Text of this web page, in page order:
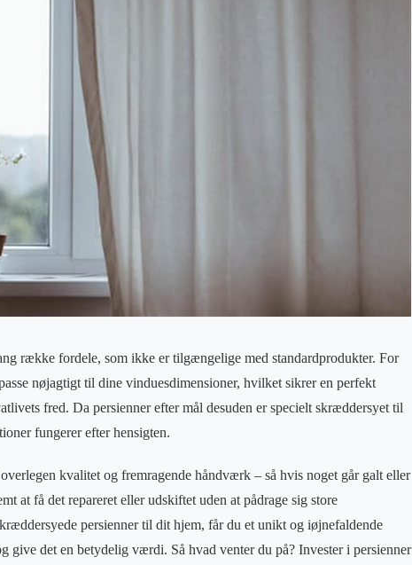
række fordele, som ikke er tilgængelige med standardprodukter. For
nøjagtigt til dine vinduesdimensioner, hvilket sikrer en perfekt
fred. Da persienner efter mål desuden er specielt skræddersyet til
fungerer efter hensigten.
kvalitet og fremragende håndværk – så hvis noget går galt eller
at få det repareret eller udskiftet uden at pådrage sig store
persienner til dit hjem, får du et unikt og iøjnefaldende
give det en betydelig værdi. Så hvad venter du på? Invester i persienner